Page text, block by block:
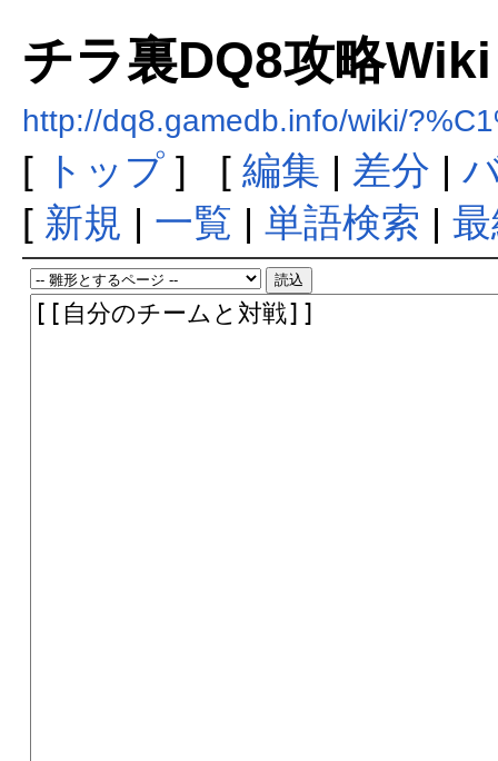
チラ裏DQ8攻略
http://dq8.gamedb.info/wiki/
[ トップ] [ 編集 | 差分 |
[ 新規 | 一覧 | 単語検索 |